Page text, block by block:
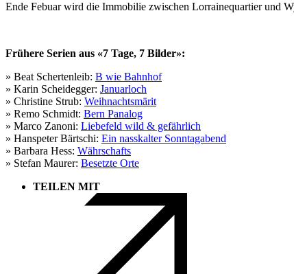
Ende Febuar wird die Immobilie zwischen Lorrainequartier und
Frühere Serien aus «7 Tage, 7 Bilder»:
» Beat Schertenleib: B wie Bahnhof
» Karin Scheidegger: Januarloch
» Christine Strub: Weihnachtsmärit
» Remo Schmidt: Bern Panalog
» Marco Zanoni: Liebefeld wild & gefährlich
» Hanspeter Bärtschi: Ein nasskalter Sonntagabend
» Barbara Hess: Währschafts
» Stefan Maurer: Besetzte Orte
TEILEN MIT